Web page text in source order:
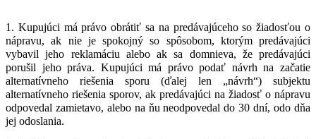
1. Kupujúci má právo obrátiť sa na predávajúceho so žiadosťou o
nápravu, ak nie je spokojný so spôsobom, ktorým predávajúci
vybavil jeho reklamáciu alebo ak sa domnieva, že predávajúci
porušil jeho práva. Kupujúci má právo podať návrh na začatie
alternatívneho riešenia sporu (ďalej len „návrh“) subjektu
alternatívneho riešenia sporov, ak predávajúci na žiadosť o nápravu
odpovedal zamietavo, alebo na ňu neodpovedal do 30 dní, odo dňa
jej odoslania.